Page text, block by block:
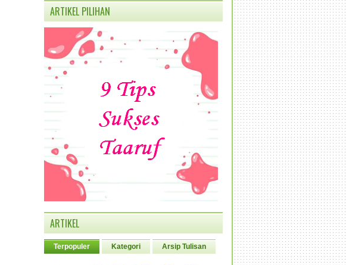
ARTIKEL PILIHAN
ARTIKEL
Terpopuler Kategori Arsip Tulisan